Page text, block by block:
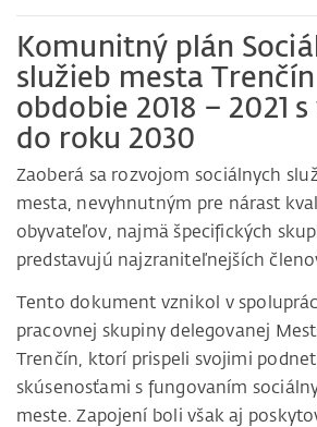
Komunitný plán
služieb mesta
obdobie 2018 – 2021
do roku 2030
Zaoberá sa rozvojom sociálnych
mesta, nevyhnutným pre nárast
obyvateľov, najmä špecifických
predstavujú najzraniteľnejších
Tento dokument vznikol v
pracovnej skupiny delegovanej
Trenčín, ktorí prispeli svojimi
skúsenosťami s fungovaním
meste. Zapojení boli však aj